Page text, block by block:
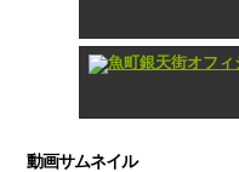
動画サムネイル